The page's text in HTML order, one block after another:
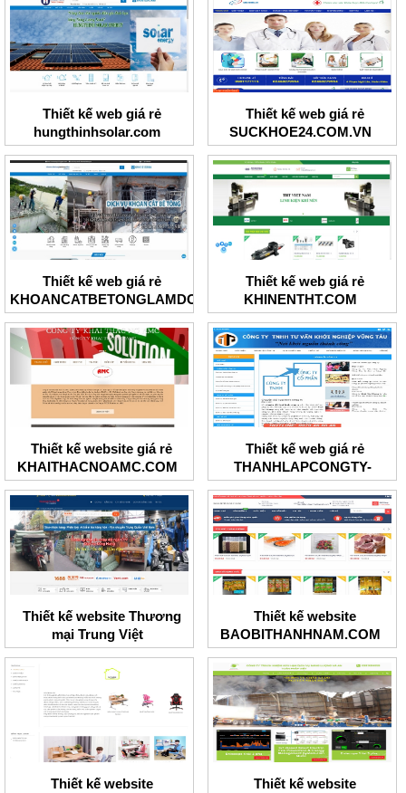
Thiết kế web giá rẻ
hungthinhsolar.com
Thiết kế web giá rẻ
SUCKHOE24.COM.VN
Thiết kế web giá rẻ
KHOANCATBETONGLAMDONG
Thiết kế web giá rẻ
KHINENTHT.COM
Thiết kế website giá rẻ
KHAITHACNOAMC.COM
Thiết kế web giá rẻ
THANHLAPCONGTY-
BRT.COM
Thiết kế website Thương
mại Trung Việt
Thiết kế website
BAOBITHANHNAM.COM
Thiết kế website
Thiết kế website